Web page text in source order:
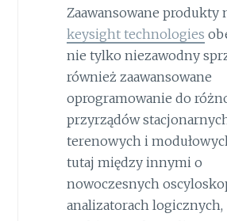
Zaawansowane produkty
keysight technologies
nie tylko niezawodny
również zaawansowane
oprogramowanie do
przyrządów
terenowych i
tutaj między innymi o
nowoczesnych
analizatorach logicznych,